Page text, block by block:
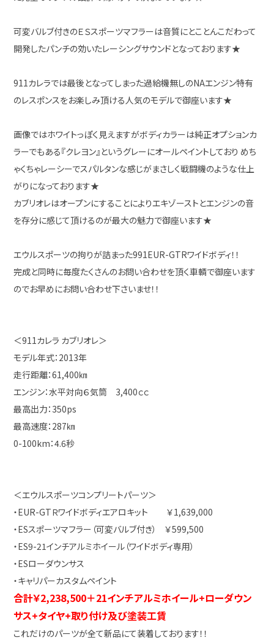
可変バルブ付きのＥＳスポーツマフラーは音質にとことんこだわって
開発したパンチの効いたレーシングサウンドとなっております★
911カレラでは最後となってしまった過給機無しのNAエンジン特有
のレスポンスをお楽しみ頂ける人気のモデルで御座います★
画像ではホワイトっぽく見えますがボディカラーは純正オプションカ
ラーでもある『クレヨン』というグレーにオールペイントしており めち
ゃくちゃレーシーでスパルタンな感じがまさしく戦闘機のような仕上
がりになっております★
カブリオレはオープンにすることによりエキゾーストとエンジンの音
を存分に感じて頂けるのが最大の魅力で御座います★
エウルスポーツの拘りが詰まった991EUR-GTRワイドボディ！！
完成と同時に毎度たくさんのお問い合わせを頂く車輌で御座います
のでお早めにお問い合わせ下さいませ！！
＜911カレラ カブリオレ＞
モデル年式：2013年
走行距離：61,400㎞
エンジン：水平対向６気筒 3,400ｃｃ
最高出力：350ps
最高速度：287㎞
0-100km：4.6秒
＜エウルスポーツコンプリートパーツ＞
・EUR-GTＲワイドボディエアロキット ￥1,639,000
・ESスポーツマフラー（可変バルブ付き） ￥599,500
・ES9-21インチアルミホイール（ワイドボディ専用）
・ESローダウンサス
・キャリパーカスタムペイント
合計￥2,238,500＋21インチアルミホイール+ローダウン
サス+タイヤ+取り付け及び塗装工賃
これだけのパーツが全て新品にて装着しております！！